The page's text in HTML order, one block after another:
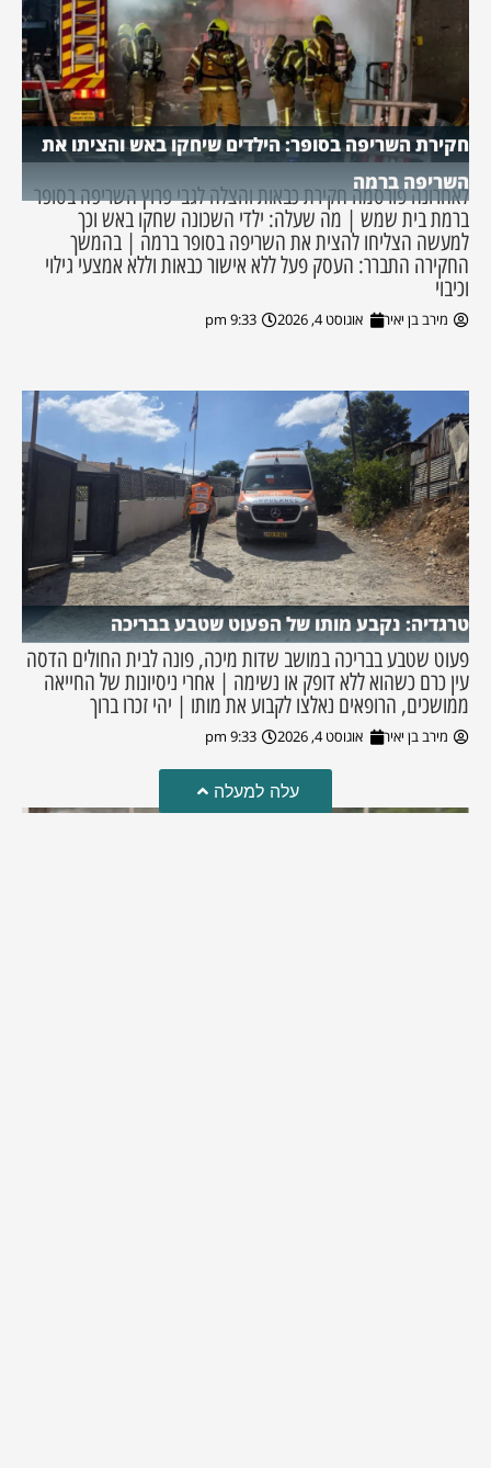
חקירת השריפה בסופר: הילדים שיחקו באש והציתו את
השריפה ברמה
לאחרונה פורסמה חקירת כבאות והצלה לגבי פרוץ השריפה בסופר
ברמת בית שמש | מה שעלה: ילדי השכונה שחקו באש וכך
למעשה הצליחו להצית את השריפה בסופר ברמה | בהמשך
החקירה התברר: העסק פעל ללא אישור כבאות וללא אמצעי גילוי
וכיבוי
מירב בן יאיר אוגוסט 4, 2026 9:33 pm
טרגדיה: נקבע מותו של הפעוט שטבע בבריכה
פעוט שטבע בבריכה במושב שדות מיכה, פונה לבית החולים הדסה
עין כרם כשהוא ללא דופק או נשימה | אחרי ניסיונות של החייאה
ממושכים, הרופאים נאלצו לקבוע את מותו | יהי זכרו ברוך
מירב בן יאיר אוגוסט 4, 2026 9:33 pm
עלה למעלה